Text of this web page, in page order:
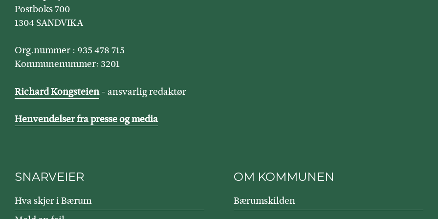
Postboks 700
1304 SANDVIKA
Org.nummer : 935 478 715
Kommunenummer: 3201
Richard Kongsteien- ansvarlig redaktør
Henvendelser fra presse og media
SNARVEIER
Hva skjer i Bærum
OM KOMMUNEN
Bærumskilden